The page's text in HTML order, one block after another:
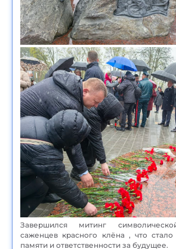
Завершился митинг
саженцев красного клёна , что
памяти и ответственности за будущее.